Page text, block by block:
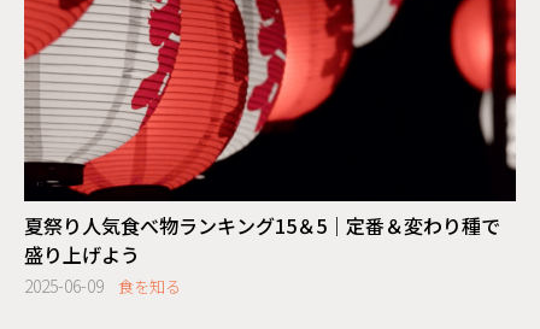
夏祭り人気食べ物ランキング15＆5｜定番＆変わり種で
盛り上げよう
2025-06-09 食を知る